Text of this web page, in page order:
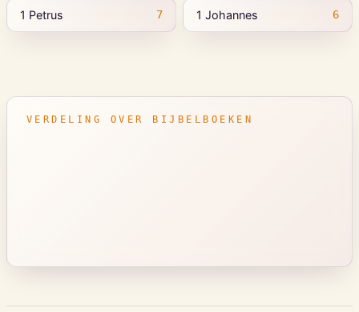
1 Petrus 7 1 Johannes 6
VERDELING OVER BIJBELBOEKEN